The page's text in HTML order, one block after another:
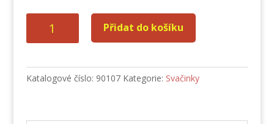
Čokobanán
Přidat do košíku
Katalogové číslo: 90107 Kategorie: Svačinky